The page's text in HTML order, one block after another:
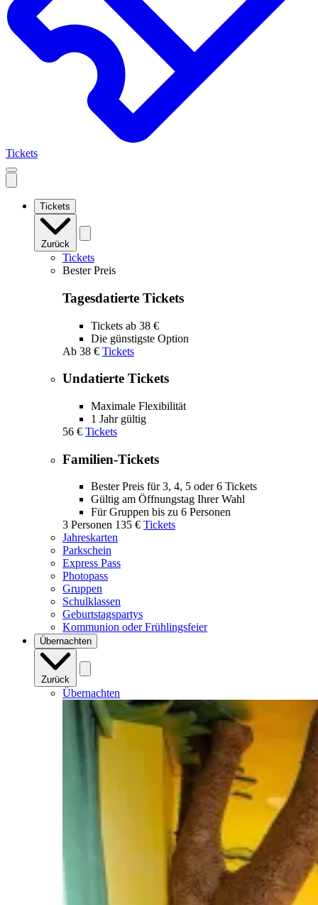
Tickets
Open
mobile
Tickets
Zurück
Tickets
Bester Preis
Tagesdatierte Tickets
Tickets ab 38 €
Die günstigste Option
Ab 38 € Tickets
Undatierte Tickets
Maximale Flexibilität
1 Jahr gültig
56 € Tickets
Familien-Tickets
Bester Preis für 3, 4, 5 oder 6 Tickets
Gültig am Öffnungstag Ihrer Wahl
Für Gruppen bis zu 6 Personen
3 Personen 135 € Tickets
Jahreskarten
Parkschein
Express Pass
Photopass
Gruppen
Schulklassen
Geburtstagspartys
Kommunion oder Frühlingsfeier
Übernachten
Zurück
Übernachten